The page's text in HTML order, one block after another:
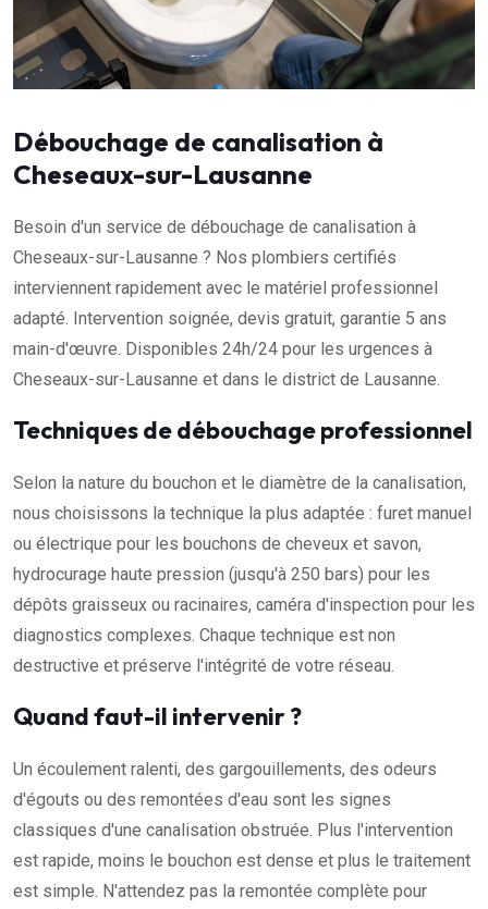
Débouchage de canalisation à
Cheseaux-sur-Lausanne
Besoin d'un service de débouchage de canalisation à
Cheseaux-sur-Lausanne ? Nos plombiers certifiés
interviennent rapidement avec le matériel professionnel
adapté. Intervention soignée, devis gratuit, garantie 5 ans
main-d'œuvre. Disponibles 24h/24 pour les urgences à
Cheseaux-sur-Lausanne et dans le district de Lausanne.
Techniques de débouchage professionnel
Selon la nature du bouchon et le diamètre de la canalisation,
nous choisissons la technique la plus adaptée : furet manuel
ou électrique pour les bouchons de cheveux et savon,
hydrocurage haute pression (jusqu'à 250 bars) pour les
dépôts graisseux ou racinaires, caméra d'inspection pour les
diagnostics complexes. Chaque technique est non
destructive et préserve l'intégrité de votre réseau.
Quand faut-il intervenir ?
Un écoulement ralenti, des gargouillements, des odeurs
d'égouts ou des remontées d'eau sont les signes
classiques d'une canalisation obstruée. Plus l'intervention
est rapide, moins le bouchon est dense et plus le traitement
est simple. N'attendez pas la remontée complète pour